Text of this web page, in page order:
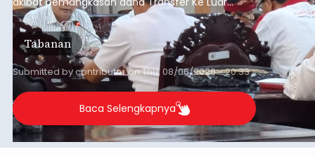
Daerah (TKD) dari pemerintah pusat.
Tabanan
Submitted bycontributoronThu, 08/06/2026 - 20:33
Baca Selengkapnya